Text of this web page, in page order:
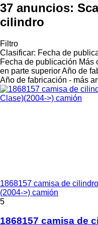
37 anuncios:
cilindro
Filtro
Clasificar: Fecha de
Fecha de publicación Más
en parte superiorAño de
Año de fabricación - más
1868157 camisa de
(2004->) camión
5
1868157 camisa de